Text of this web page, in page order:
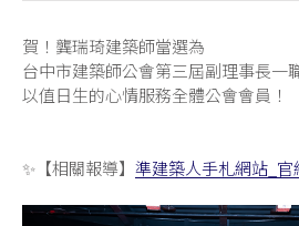
賀！龔瑞琦建築師當選為
台中市建築師公會第三屆副理事長一
以值日生的心情服務全體公會會員！
✨【相關報導】 準建築人手札網站_官